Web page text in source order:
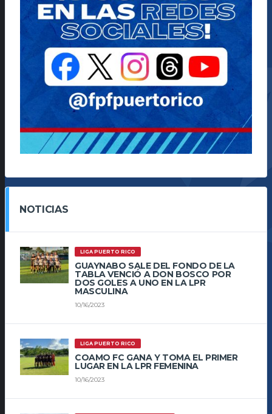
NOTICIAS
LIGA PUERTO RICO
GUAYNABO SALE DEL FONDO DE LA
TABLA VENCIÓ A DON BOSCO POR
DOS GOLES A UNO EN LA LPR
MASCULINA
10/16/2023
LIGA PUERTO RICO
COAMO FC GANA Y TOMA EL PRIMER
LUGAR EN LA LPR FEMENINA
10/16/2023